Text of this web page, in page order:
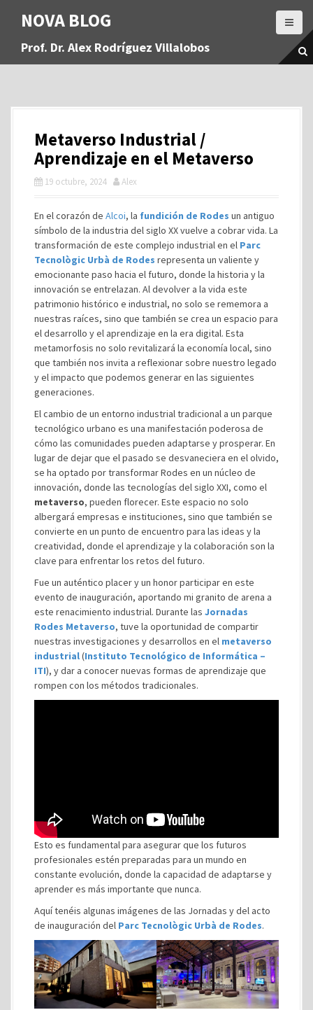
a
NOVA BLOG
Prof. Dr. Alex Rodríguez Villalobos
Metaverso Industrial /
Aprendizaje en el Metaverso
19 octubre, 2024 Alex
En el corazón de Alcoi, la fundición de Rodes un antiguo
símbolo de la industria del siglo XX vuelve a cobrar vida. La
transformación de este complejo industrial en el Parc
Tecnològic Urbà de Rodes representa un valiente y
emocionante paso hacia el futuro, donde la historia y la
innovación se entrelazan. Al devolver a la vida este
patrimonio histórico e industrial, no solo se rememora a
nuestras raíces, sino que también se crea un espacio para
el desarrollo y el aprendizaje en la era digital. Esta
metamorfosis no solo revitalizará la economía local, sino
que también nos invita a reflexionar sobre nuestro legado
y el impacto que podemos generar en las siguientes
generaciones.
El cambio de un entorno industrial tradicional a un parque
tecnológico urbano es una manifestación poderosa de
cómo las comunidades pueden adaptarse y prosperar. En
lugar de dejar que el pasado se desvaneciera en el olvido,
se ha optado por transformar Rodes en un núcleo de
innovación, donde las tecnologías del siglo XXI, como el
metaverso, pueden florecer. Este espacio no solo
albergará empresas e instituciones, sino que también se
convierte en un punto de encuentro para las ideas y la
creatividad, donde el aprendizaje y la colaboración son la
clave para enfrentar los retos del futuro.
Fue un auténtico placer y un honor participar en este
evento de inauguración, aportando mi granito de arena a
este renacimiento industrial. Durante las Jornadas
Rodes Metaverso, tuve la oportunidad de compartir
nuestras investigaciones y desarrollos en el metaverso
industrial(Instituto Tecnológico de Informática –
ITI), y dar a conocer nuevas formas de aprendizaje que
rompen con los métodos tradicionales.
Esto es fundamental para asegurar que los futuros
profesionales estén preparadas para un mundo en
constante evolución, donde la capacidad de adaptarse y
aprender es más importante que nunca.
Aquí tenéis algunas imágenes de las Jornadas y del acto
de inauguración del Parc Tecnològic Urbà de Rodes.